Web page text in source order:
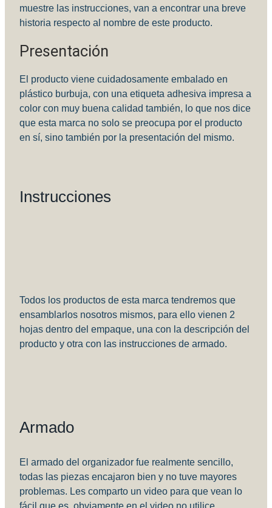
muestre las instrucciones, van a encontrar una breve
historia respecto al nombre de este producto.
Presentación
El producto viene cuidadosamente embalado en
plástico burbuja, con una etiqueta adhesiva impresa a
color con muy buena calidad también, lo que nos dice
que esta marca no solo se preocupa por el producto
en sí, sino también por la presentación del mismo.
Instrucciones
Todos los productos de esta marca tendremos que
ensamblarlos nosotros mismos, para ello vienen 2
hojas dentro del empaque, una con la descripción del
producto y otra con las instrucciones de armado.
Armado
El armado del organizador fue realmente sencillo,
todas las piezas encajaron bien y no tuve mayores
problemas. Les comparto un video para que vean lo